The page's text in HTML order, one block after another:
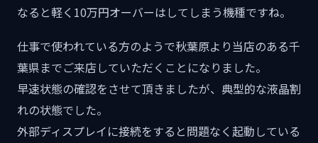
なると軽く10万円オーバーはしてしまう機種ですね。
仕事で使われている方のようで秋葉原より当店のある千
葉県までご来店していただくことになりました。
早速状態の確認をさせて頂きましたが、典型的な液晶割
れの状態でした。
外部ディスプレイに接続をすると問題なく起動している